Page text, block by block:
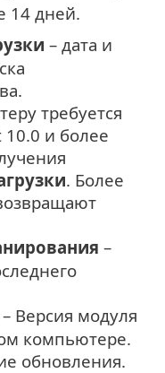
14 дней.
– дата и
требуется
10.0 и более
. Более
–
– Версия модуля
компьютере.
обновления.